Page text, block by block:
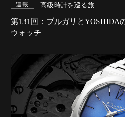
連載 高級時計を巡る旅
第131回：ブルガリとYOSHIDA
ウォッチ